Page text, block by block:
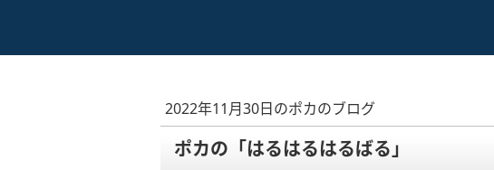
2022年11月30日のポカのブログ
ポカの「はるはるはるばる」